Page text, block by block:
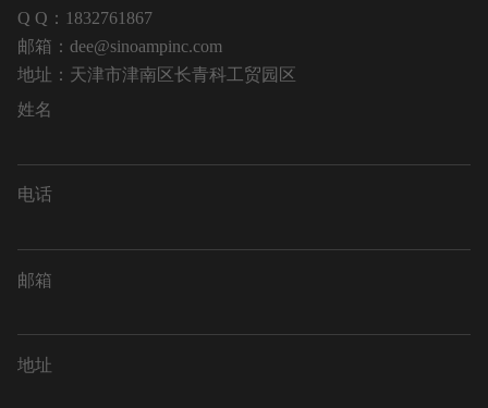
Q Q：1832761867
邮箱：dee@sinoampinc.com
地址：天津市津南区长青科工贸园区
姓名
电话
邮箱
地址